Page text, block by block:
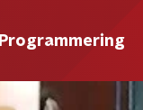
Programmering